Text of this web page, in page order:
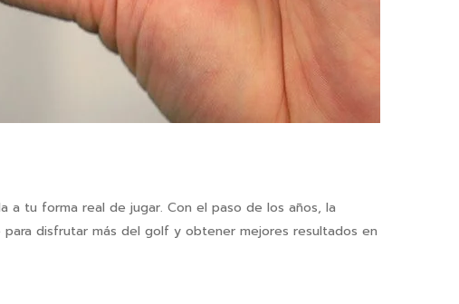
tu forma real de jugar. Con el paso de los años, la
disfrutar más del golf y obtener mejores resultados en